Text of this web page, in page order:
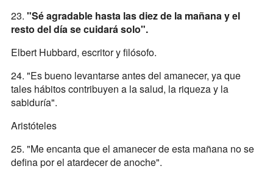
23. "Sé agradable hasta las diez de la mañana y el
resto del día se cuidará solo".
Elbert Hubbard, escritor y filósofo.
24. "Es bueno levantarse antes del amanecer, ya que
tales hábitos contribuyen a la salud, la riqueza y la
sabiduría".
Aristóteles
25. "Me encanta que el amanecer de esta mañana no se
defina por el atardecer de anoche".